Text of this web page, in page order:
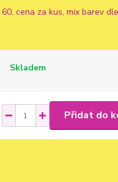
cena za kus, mix barev
Skladem
Přidat do